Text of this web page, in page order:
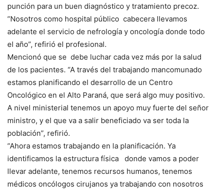
punción para un buen diagnóstico y tratamiento precoz.
“Nosotros como hospital público cabecera llevamos
adelante el servicio de nefrología y oncología donde todo
el año”, refirió el profesional.
Mencionó que se debe luchar cada vez más por la salud
de los pacientes. “A través del trabajando mancomunado
estamos planificando el desarrollo de un Centro
Oncológico en el Alto Paraná, que será algo muy positivo.
A nivel ministerial tenemos un apoyo muy fuerte del señor
ministro, y el que va a salir beneficiado va ser toda la
población”, refirió.
“Ahora estamos trabajando en la planificación. Ya
identificamos la estructura física donde vamos a poder
llevar adelante, tenemos recursos humanos, tenemos
médicos oncólogos cirujanos ya trabajando con nosotros